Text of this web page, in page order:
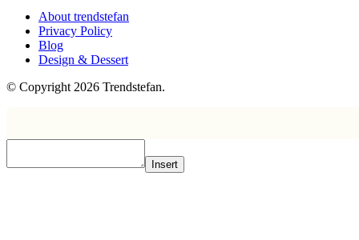
About trendstefan
Privacy Policy
Blog
Design & Dessert
© Copyright 2026 Trendstefan.
Insert